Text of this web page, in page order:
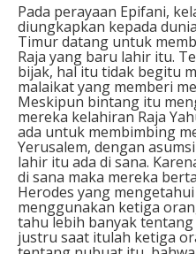
Pada perayaan Epifani,
diungkapkan kepada
Timur datang untuk
Raja yang baru lahir itu.
bijak, hal itu tidak begitu
malaikat yang memberi
Meskipun bintang itu
mereka kelahiran Raja
ada untuk membimbing
Yerusalem, dengan
lahir itu ada di sana.
di sana maka mereka
Herodes yang
menggunakan ketiga
tahu lebih banyak
justru saat itulah ketiga